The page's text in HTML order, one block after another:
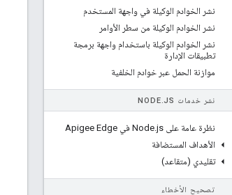
نشر الخوادم الوكيلة في واجهة المستخدم
نشر الخوادم الوكيلة من سطر الأوامر
نشر الخوادم الوكيلة باستخدام واجهة برمجة
تطبيقات الإدارة
موازنة الحمل عبر خوادم الخلفية
نشر خدمات NODE .JS
نظرة عامة على Node .js في Apigee Edge
الأهداف المستضافة
تقليدي (متقاعد)
تصحيح الأخطاء